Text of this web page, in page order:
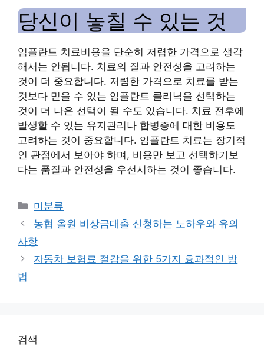
당신이 놓칠 수 있는 것
임플란트 치료비용을 단순히 저렴한 가격으로 생각
해서는 안됩니다. 치료의 질과 안전성을 고려하는
것이 더 중요합니다. 저렴한 가격으로 치료를 받는
것보다 믿을 수 있는 임플란트 클리닉을 선택하는
것이 더 나은 선택이 될 수도 있습니다. 치료 전후에
발생할 수 있는 유지관리나 합병증에 대한 비용도
고려하는 것이 중요합니다. 임플란트 치료는 장기적
인 관점에서 보아야 하며, 비용만 보고 선택하기보
다는 품질과 안전성을 우선시하는 것이 좋습니다.
Categories
미분류
농협 올원 비상금대출 신청하는 노하우와 유의
사항
자동차 보험료 절감을 위한 5가지 효과적인 방
법
검색